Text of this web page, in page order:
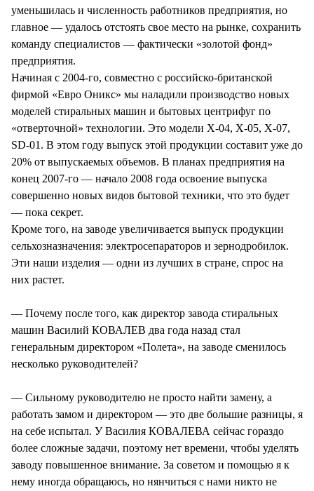
уменьшилась и численность работников предприятия, но
главное — удалось отстоять свое место на рынке, сохранить
команду специалистов — фактически «золотой фонд»
предприятия.
Начиная с 2004-го, совместно с российско-британской
фирмой «Евро Оникс» мы наладили производство новых
моделей стиральных машин и бытовых центрифуг по
«отверточной» технологии. Это модели Х-04, Х-05, Х-07,
SD-01. В этом году выпуск этой продукции составит уже до
20% от выпускаемых объемов. В планах предприятия на
конец 2007-го — начало 2008 года освоение выпуска
совершенно новых видов бытовой техники, что это будет
— пока секрет.
Кроме того, на заводе увеличивается выпуск продукции
сельхозназначения: электросепараторов и зернодробилок.
Эти наши изделия — одни из лучших в стране, спрос на
них растет.
— Почему после того, как директор завода стиральных
машин Василий КОВАЛЕВ два года назад стал
генеральным директором «Полета», на заводе сменилось
несколько руководителей?
— Сильному руководителю не просто найти замену, а
работать замом и директором — это две большие разницы, я
на себе испытал. У Василия КОВАЛЕВА сейчас гораздо
более сложные задачи, поэтому нет времени, чтобы уделять
заводу повышенное внимание. За советом и помощью я к
нему иногда обращаюсь, но нянчиться с нами никто не